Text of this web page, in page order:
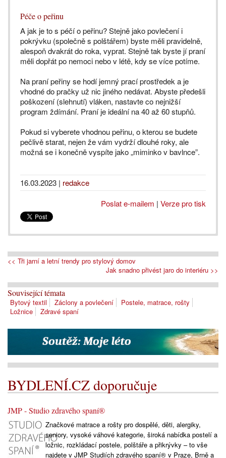
Péče o peřinu
A jak je to s péčí o peřinu? Stejně jako povlečení i
pokrývku (společně s polštářem) byste měli pravidelně,
alespoň dvakrát do roka, vyprat. Stejně tak byste jí praní
měli dopřát po nemoci nebo v létě, kdy se více potíme.
Na praní peřiny se hodí jemný prací prostředek a je
vhodné do pračky už nic jiného nedávat. Abyste předešli
poškození (slehnutí) vláken, nastavte co nejnižší
program ždímání. Praní je ideální na 40 až 60 stupňů.
Pokud si vyberete vhodnou peřinu, o kterou se budete
pečlivě starat, nejen že vám vydrží dlouhé roky, ale
možná se i konečně vyspíte jako „miminko v bavlnce”.
16.03.2023 | redakce
Poslat e-mailem | Verze pro tisk
<< Tři jarní a letní trendy pro stylový domov
Jak snadno přivést jaro do interiéru >>
Související témata
Bytový textil Záclony a povlečení
Postele, matrace, rošty
Ložnice
Zdravé spaní
BYDLENÍ.CZ doporučuje
JMP - Studio zdravého spaní®
Značkové matrace a rošty pro dospělé, děti, alergiky,
seniory, vysoké váhové kategorie, široká nabídka postelí a
ložnic, rozkládací postele, polštáře a přikrývky – to vše
najdete v JMP Studiích zdravého spaní® v Praze, Brně a